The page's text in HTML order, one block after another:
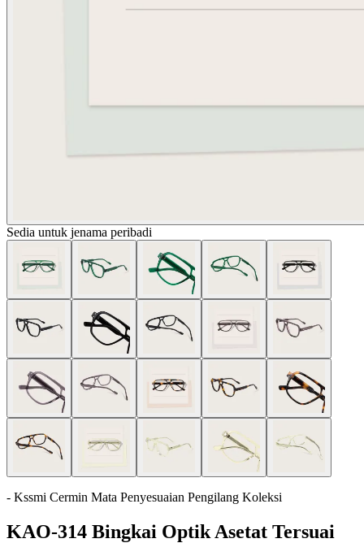
Sedia untuk jenama peribadi
- Kssmi Cermin Mata Penyesuaian Pengilang Koleksi
KAO-314 Bingkai Optik Asetat Tersuai